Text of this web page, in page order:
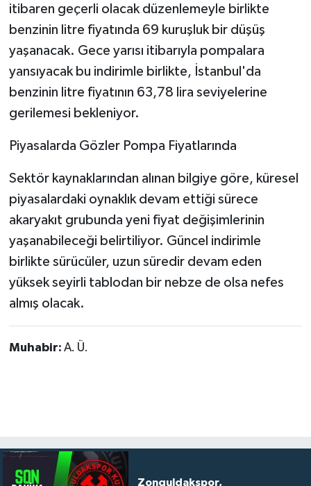
itibaren geçerli olacak düzenlemeyle birlikte
benzinin litre fiyatında 69 kuruşluk bir düşüş
yaşanacak. Gece yarısı itibarıyla pompalara
yansıyacak bu indirimle birlikte, İstanbul'da
benzinin litre fiyatının 63,78 lira seviyelerine
gerilemesi bekleniyor.
Piyasalarda Gözler Pompa Fiyatlarında
Sektör kaynaklarından alınan bilgiye göre, küresel
piyasalardaki oynaklık devam ettiği sürece
akaryakıt grubunda yeni fiyat değişimlerinin
yaşanabileceği belirtiliyor. Güncel indirimle
birlikte sürücüler, uzun süredir devam eden
yüksek seyirli tablodan bir nebze de olsa nefes
almış olacak.
Muhabir: A. Ü.
Zonguldakspor,